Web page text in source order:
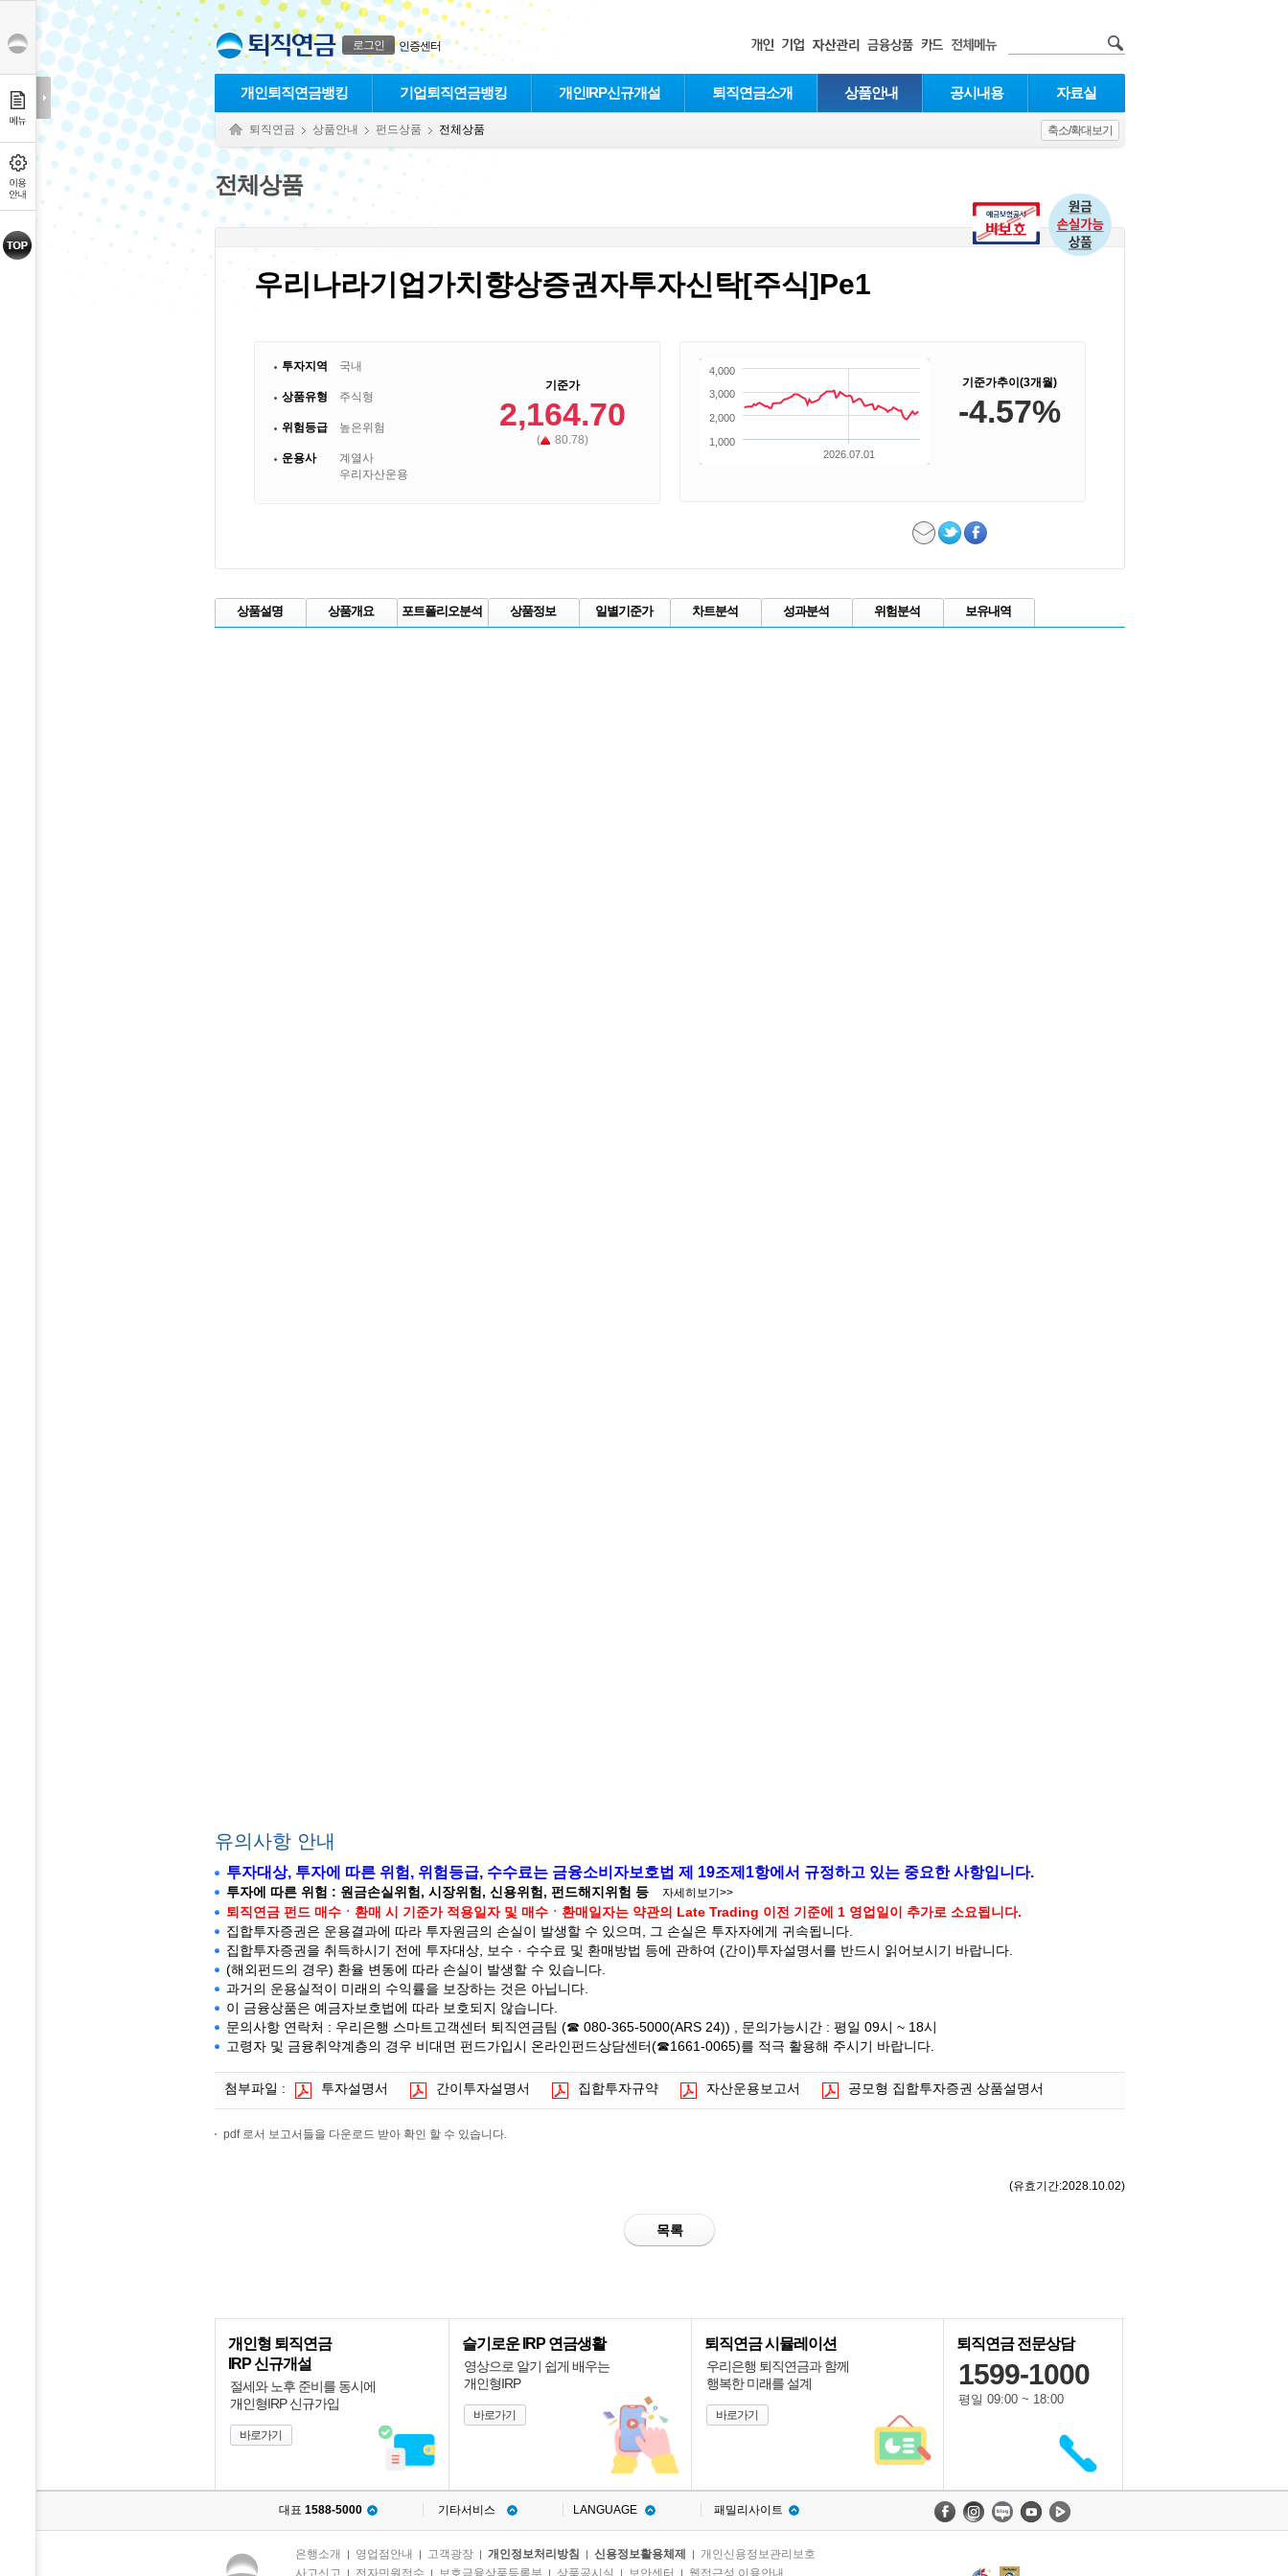
본문으로 바로가기
푸터 바로가기
로그인 인증센터
개인퇴직연금뱅킹 기업퇴직연금뱅킹 개인IRP신규개설 퇴직연금소개 상품안내 공시내용 자료실
퇴직연금 상품안내 펀드상품 전체상품 축소/확대보기
전체상품
우리나라기업가치향상증권자투자신탁[주식]Pe1
투자지역 국내
상품유형 주식형
위험등급 높은위험
운용사
계열사
우리자산운용
기준가
2,164.70
( 80.78)
2026.07.01
1,000
2,000
3,000
4,000
기준가추이(3개월)
-4.57%
상품설명 상품개요 포트폴리오분석 상품정보 일별기준가 차트분석 성과분석 위험분석 보유내역
유의사항 안내
투자대상, 투자에 따른 위험, 위험등급, 수수료는 금융소비자보호법 제 19조제1항에서 규정하고 있는 중요한 사항입니다.
투자에 따른 위험 : 원금손실위험, 시장위험, 신용위험, 펀드해지위험 등 자세히보기>>
퇴직연금 펀드 매수ㆍ환매 시 기준가 적용일자 및 매수ㆍ환매일자는 약관의 Late Trading 이전 기준에 1 영업일이 추가로 소요됩니다.
집합투자증권은 운용결과에 따라 투자원금의 손실이 발생할 수 있으며, 그 손실은 투자자에게 귀속됩니다.
집합투자증권을 취득하시기 전에 투자대상, 보수 · 수수료 및 환매방법 등에 관하여 (간이)투자설명서를 반드시 읽어보시기 바랍니다.
(해외펀드의 경우) 환율 변동에 따라 손실이 발생할 수 있습니다.
과거의 운용실적이 미래의 수익률을 보장하는 것은 아닙니다.
이 금융상품은 예금자보호법에 따라 보호되지 않습니다.
문의사항 연락처 : 우리은행 스마트고객센터 퇴직연금팀 (☎ 080-365-5000(ARS 24)) , 문의가능시간 : 평일 09시 ~ 18시
고령자 및 금융취약계층의 경우 비대면 펀드가입시 온라인펀드상담센터(☎1661-0065)를 적극 활용해 주시기 바랍니다.
첨부파일 : 투자설명서 간이투자설명서 집합투자규약 자산운용보고서 공모형 집합투자증권 상품설명서
pdf 로서 보고서들을 다운로드 받아 확인 할 수 있습니다.
(유효기간:2028.10.02)
목록
개인형 퇴직연금
IRP 신규개설
절세와 노후 준비를 동시에
개인형IRP 신규가입
바로가기
슬기로운 IRP 연금생활
영상으로 알기 쉽게 배우는
개인형IRP
바로가기
퇴직연금 시뮬레이션
우리은행 퇴직연금과 함께
행복한 미래를 설계
바로가기
퇴직연금 전문상담
1599-1000
평일 09:00 ~ 18:00
대표 1588-5000 기타서비스 LANGUAGE 패밀리사이트
은행소개 영업점안내 고객광장 개인정보처리방침 신용정보활용체제
개인신용정보관리보호